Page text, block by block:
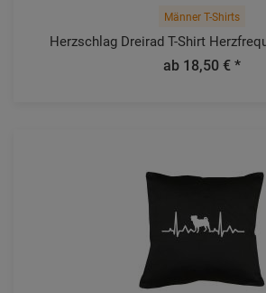
Männer T-Shirts
Herzschlag Dreirad T-Shirt
ab 18,50 € *